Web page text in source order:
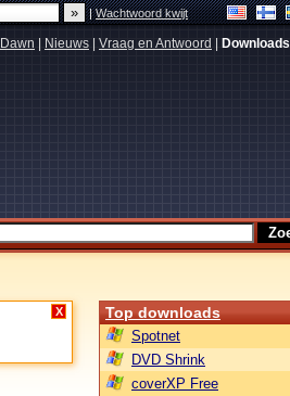
|Wachtwoord kwijt
Nieuws Vraag en Antwoord Downloads
X Top downloads
Spotnet
DVD Shrink
coverXP Free